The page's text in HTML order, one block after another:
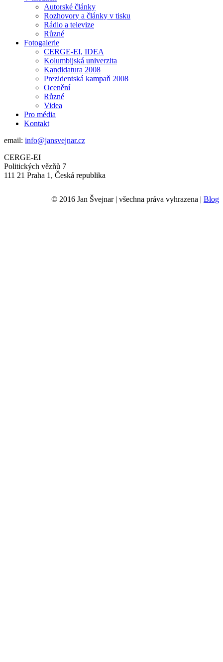
Autorské články
Rozhovory a články v tisku
Rádio a televize
Různé
Fotogalerie
CERGE-EI, IDEA
Kolumbijská univerzita
Kandidatura 2008
Prezidentská kampaň 2008
Ocenění
Různé
Videa
Pro média
Kontakt
email: info@jansvejnar.cz
CERGE-EI
Politických vězňů 7
111 21 Praha 1, Česká republika
© 2016 Jan Švejnar | všechna práva vyhrazena | Blog